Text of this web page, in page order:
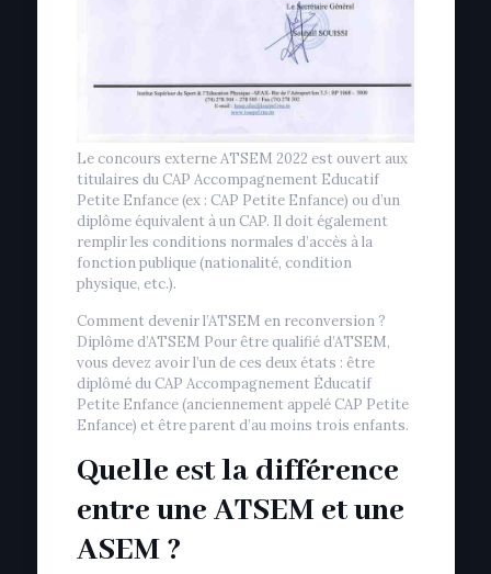
Le concours externe ATSEM 2022 est ouvert aux
titulaires du CAP Accompagnement Educatif
Petite Enfance (ex : CAP Petite Enfance) ou d’un
diplôme équivalent à un CAP. Il doit également
remplir les conditions normales d’accès à la
fonction publique (nationalité, condition
physique, etc.).
Comment devenir l’ATSEM en reconversion ?
Diplôme d’ATSEM Pour être qualifié d’ATSEM,
vous devez avoir l’un de ces deux états : être
diplômé du CAP Accompagnement Éducatif
Petite Enfance (anciennement appelé CAP Petite
Enfance) et être parent d’au moins trois enfants.
Quelle est la différence
entre une ATSEM et une
ASEM ?